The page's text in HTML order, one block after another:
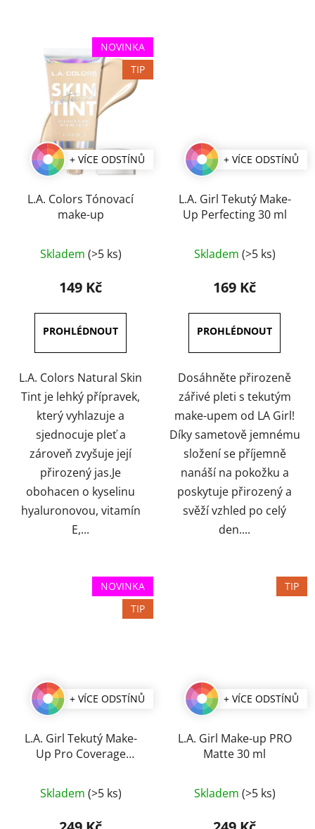
NOVINKA
TIP
+ VÍCE ODSTÍNŮ
L.A. Colors Tónovací
make-up
Skladem (>5 ks)
149 Kč
L.A. Colors Natural Skin
Tint je lehký přípravek,
který vyhlazuje a
sjednocuje pleť a
zároveň zvyšuje její
přirozený jas.Je
obohacen o kyselinu
hyaluronovou, vitamín
E,...
+ VÍCE ODSTÍNŮ
L.A. Girl Tekutý Make-
Up Perfecting 30 ml
hodnocení
produktu
4,5
z
5
hvězdiček.
Skladem (>5 ks)
169 Kč
Dosáhněte přirozeně
zářivé pleti s tekutým
make-upem od LA Girl!
Díky sametově jemnému
složení se příjemně
nanáší na pokožku a
poskytuje přirozený a
svěží vzhled po celý
den....
NOVINKA
TIP
+ VÍCE ODSTÍNŮ
L.A. Girl Tekutý Make-
Up Pro Coverage
hodnocení
produktu
Skladem (>5 ks)
TIP
+ VÍCE ODSTÍNŮ
L.A. Girl Make-up PRO
Matte 30 ml
hodnocení
produktu
Skladem (>5 ks)